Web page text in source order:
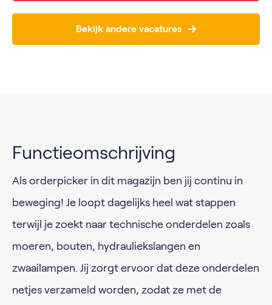
Bekijk andere vacatures
Functieomschrijving
Als orderpicker in dit magazijn ben jij continu in
beweging! Je loopt dagelijks heel wat stappen
terwijl je zoekt naar technische onderdelen zoals
moeren, bouten, hydrauliekslangen en
zwaailampen. Jij zorgt ervoor dat deze onderdelen
netjes verzameld worden, zodat ze met de